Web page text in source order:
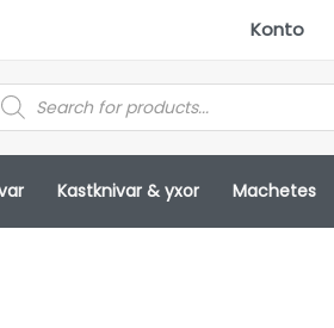
Konto
Kastknivar & yxor Machetes